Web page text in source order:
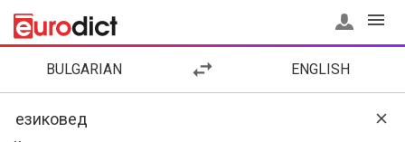
BULGARIAN ENGLISH